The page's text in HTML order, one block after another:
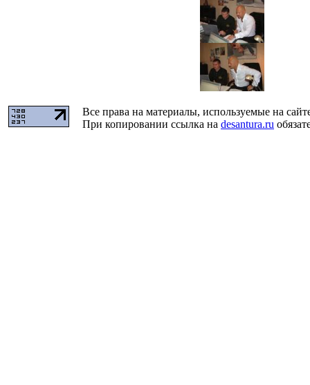
Все права на материалы, используемые на
При копировании ссылка на desantura.ru